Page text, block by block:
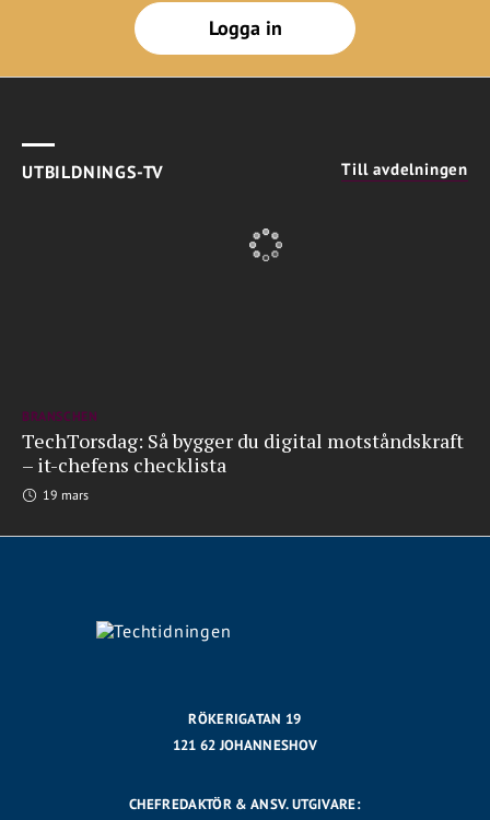
Logga in
UTBILDNINGS-TV Till avdelningen
BRANSCHEN
TechTorsdag: Så bygger du digital motståndskraft
– it-chefens checklista
19 mars
RÖKERIGATAN 19
121 62 JOHANNESHOV
CHEFREDAKTÖR & ANSV. UTGIVARE: